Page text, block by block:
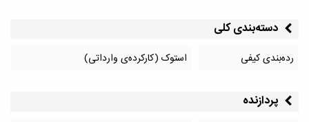
دسته‌بندی کلی
رده‌بندی کیفی استوک (کارکرده‌ی وارداتی)
پردازنده